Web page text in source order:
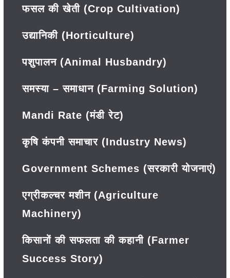
फसल की खेती (Crop Cultivation)
उद्यानिकी (Horticulture)
पशुपालन (Animal Husbandry)
समस्या – समाधान (Farming Solution)
Mandi Rate (मंडी रेट)
कृषि कंपनी समाचार (Industry News)
Government Schemes (सरकारी योजनाएं)
एग्रीकल्चर मशीन (Agriculture
Machinery)
किसानों की सफलता की कहानी (Farmer
Success Story)